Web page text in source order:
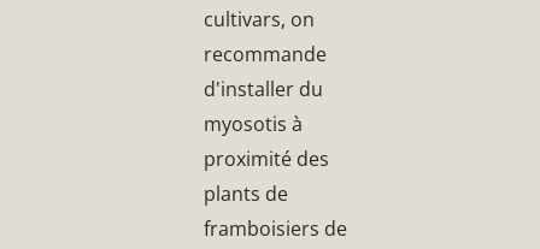
cultivars, on
recommande
d'installer du
myosotis à
proximité des
plants de
framboisiers de